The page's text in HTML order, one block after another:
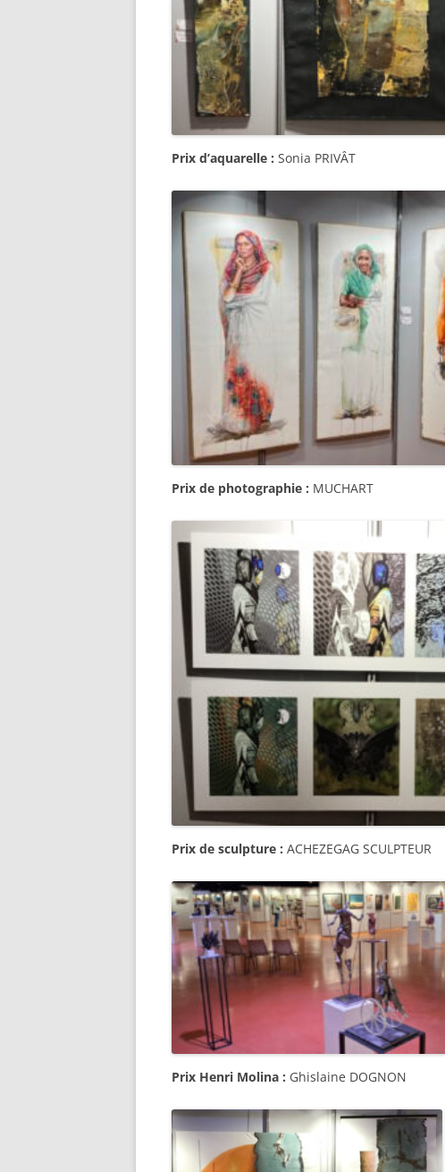
Prix d’aquarelle : Sonia PRIVÂT
Prix de photographie : MUCHART
Prix de sculpture : ACHEZEGAG SCULPTEUR
Prix Henri Molina : Ghislaine DOGNON